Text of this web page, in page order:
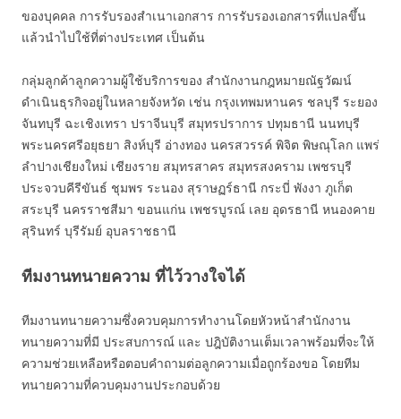
ของบุคคล การรับรองสำเนาเอกสาร การรับรองเอกสารที่แปลขึ้น
แล้วนำไปใช้ที่ต่างประเทศ เป็นต้น
กลุ่มลูกค้าลูกความผู้ใช้บริการของ สำนักงานกฎหมายณัฐวัฒน์
ดำเนินธุรกิจอยู่ในหลายจังหวัด เช่น กรุงเทพมหานคร ชลบุรี ระยอง
จันทบุรี ฉะเชิงเทรา ปราจีนบุรี สมุทรปราการ ปทุมธานี นนทบุรี
พระนครศรีอยุธยา สิงห์บุรี อ่างทอง นครสวรรค์ พิจิต พิษณุโลก แพร่
ลำปางเชียงใหม่ เชียงราย สมุทรสาคร สมุทรสงคราม เพชรบุรี
ประจวบคีรีขันธ์ ชุมพร ระนอง สุราษฏร์ธานี กระบี่ พังงา ภูเก็ต
สระบุรี นครราชสีมา ขอนแก่น เพชรบูรณ์ เลย อุดรธานี หนองคาย
สุรินทร์ บุรีรัมย์ อุบลราชธานี
ทีมงานทนายความ ที่ไว้วางใจได้
ทีมงานทนายความซึ่งควบคุมการทำงานโดยหัวหน้าสำนักงาน
ทนายความที่มี ประสบการณ์ และ ปฎิบัติงานเต็มเวลาพร้อมที่จะให้
ความช่วยเหลือหรือตอบคำถามต่อลูกความเมื่อถูกร้องขอ โดยทีม
ทนายความที่ควบคุมงานประกอบด้วย